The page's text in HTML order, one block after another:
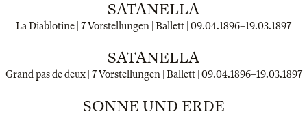
SATANELLA
La Diablotine | 7 Vorstellungen | Ballett | 09.04.1896–19.03.1897
SATANELLA
Grand pas de deux | 7 Vorstellungen | Ballett | 09.04.1896–19.03.1897
SONNE UND ERDE